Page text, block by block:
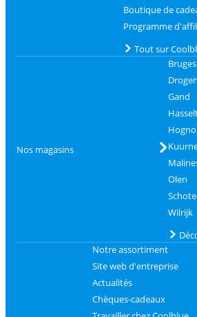
Boutique de
Programme
Tout sur
Nos magasins
Bruges
Gand
Olen
Wilrijk
Notre assortiment
Site web d'entreprise
Actualités
Chèques-cadeaux